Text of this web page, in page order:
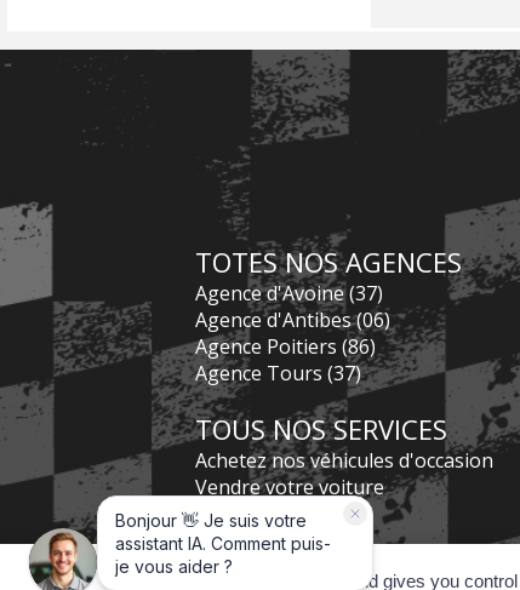
TOTES NOS AGENCES
Agence d'Avoine (37)
Agence d'Antibes (06)
Agence Poitiers (86)
Agence Tours (37)
TOUS NOS SERVICES
Achetez nos véhicules d'occasion
Vendre votre voiture
Nos Services
Nos Financements
Préparation esthétique
This site uses cookies and gives you